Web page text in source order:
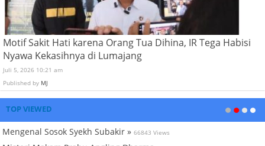
Motif Sakit Hati karena Orang Tua Dihina, IR Tega Habisi
Nyawa Kekasihnya di Lumajang
Juli 5, 2026 10:21 am
Published by MJ
TOP VIEWED
Mengenal Sosok Syekh Subakir » 66843 Views